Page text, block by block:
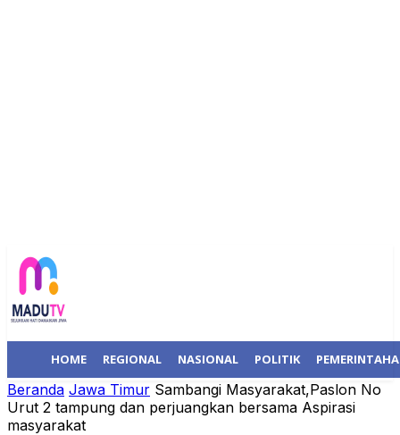
HOME REGIONAL NASIONAL POLITIK
Beranda Jawa Timur Sambangi Masyarakat,Paslon No
Urut 2 tampung dan perjuangkan bersama Aspirasi
masyarakat